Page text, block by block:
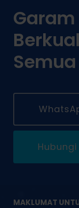
Hubungi
MAKLUMAT